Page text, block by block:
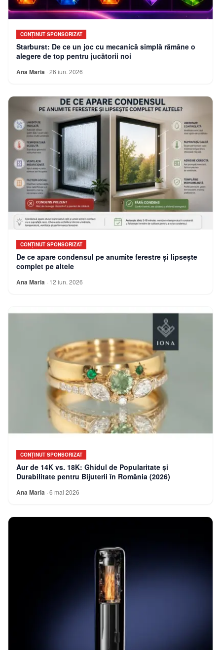
CONȚINUT SPONSORIZAT
Starburst: De ce un joc cu mecanică simplă rămâne o
alegere de top pentru jucătorii noi
Ana Maria · 26 iun. 2026
CONȚINUT SPONSORIZAT
De ce apare condensul pe anumite ferestre și lipsește
complet pe altele
Ana Maria · 12 iun. 2026
CONȚINUT SPONSORIZAT
Aur de 14K vs. 18K: Ghidul de Popularitate și
Durabilitate pentru Bijuterii în România (2026)
Ana Maria · 6 mai 2026